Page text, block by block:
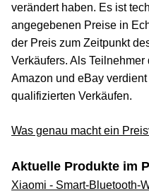
verändert haben. Es ist
angegebenen Preise in
der Preis zum Zeitpunkt
Verkäufers. Als
Amazon und eBay
qualifizierten Verkäufen.
Was genau macht ein
Aktuelle Produkte im
Xiaomi - Smart-Bluetooth-